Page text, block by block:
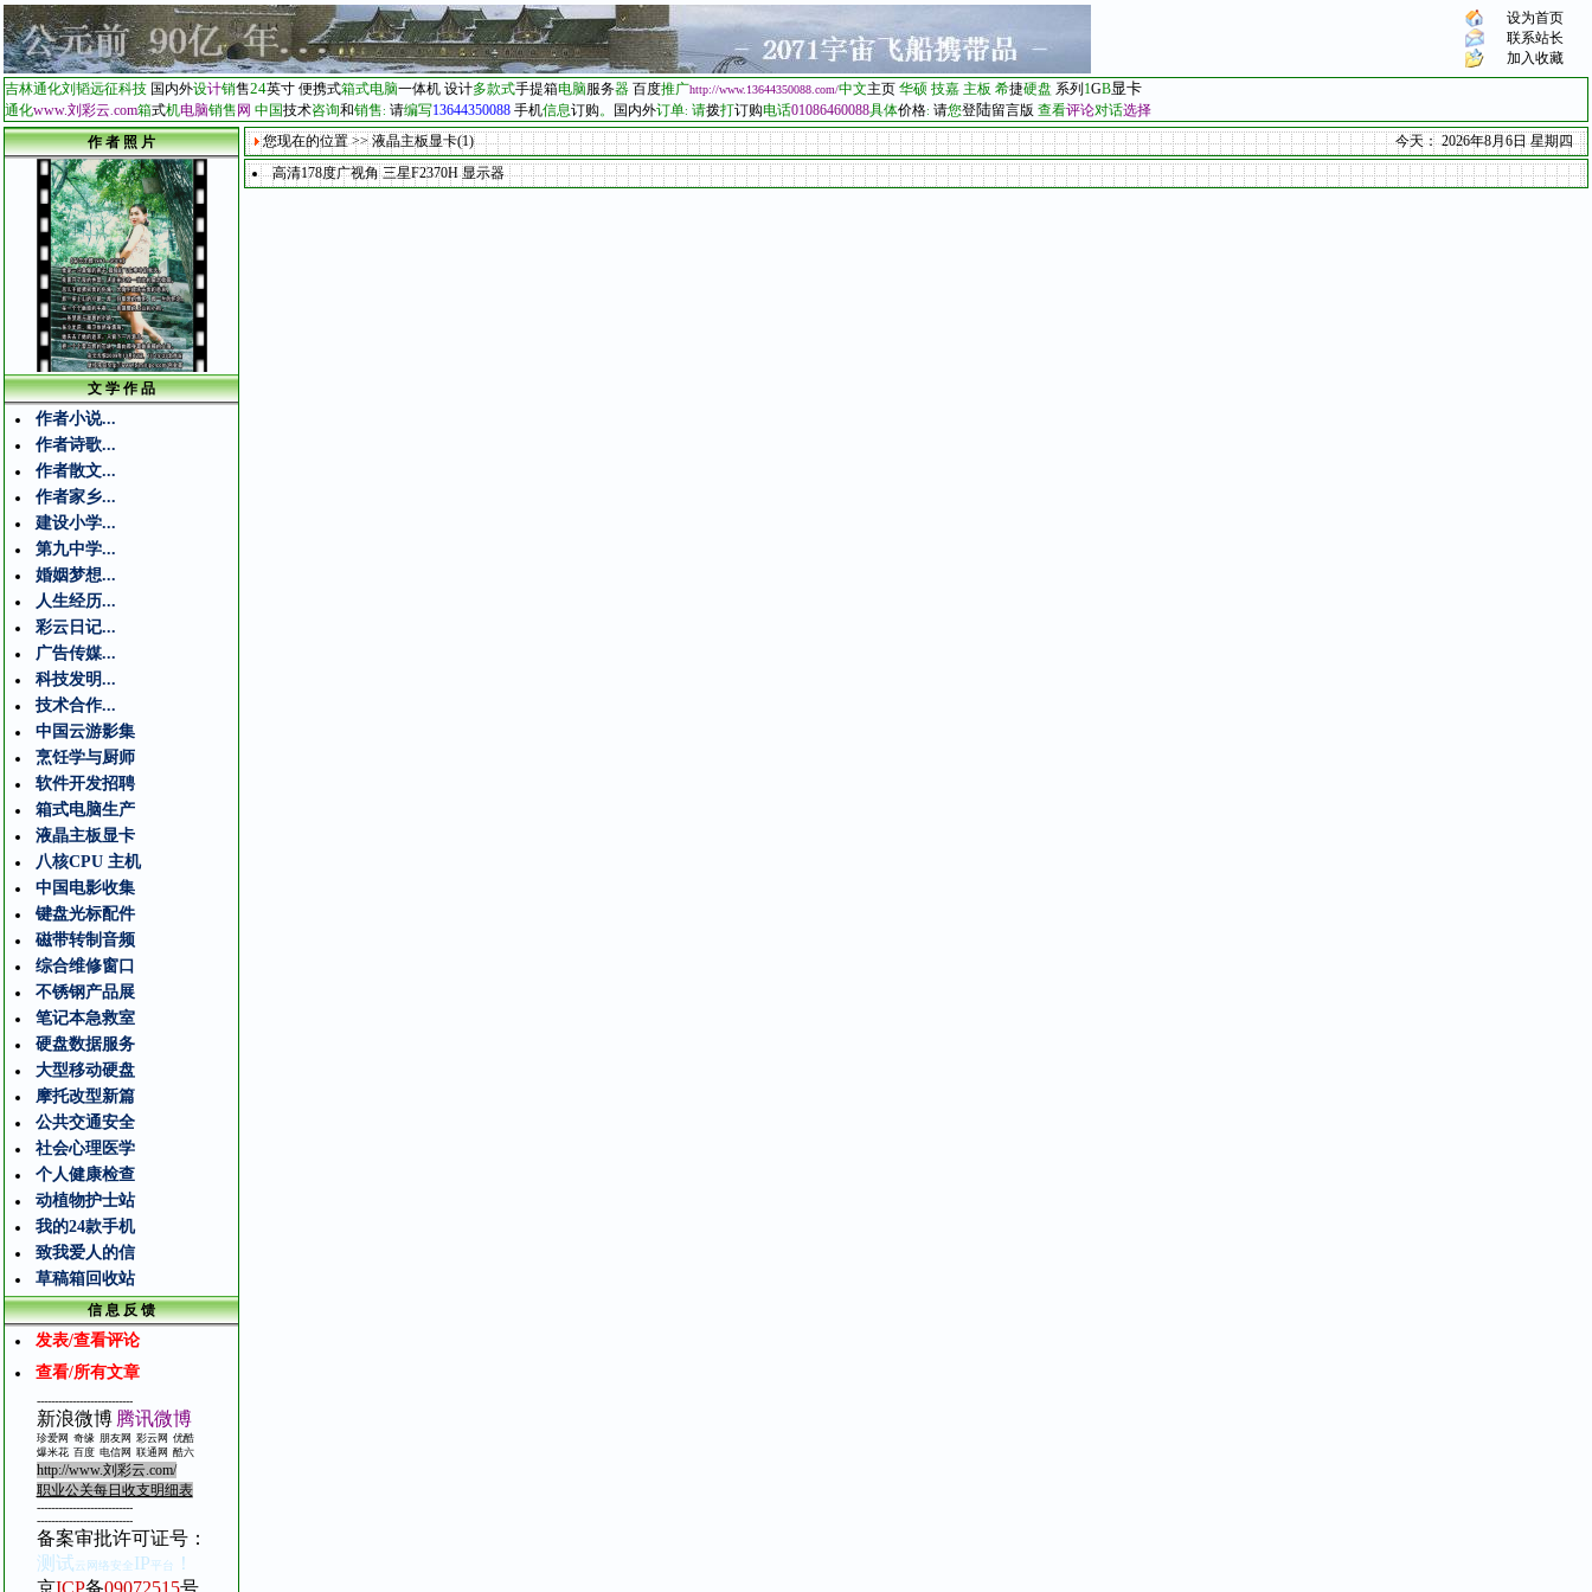
设为首页
联系站长
加入收藏
吉林通化刘韬远征科技 国内外设计销售24英寸 便携式箱式电脑一体机 设计多款式手提箱电脑服务器 百度推广http://www.13644350088.com/中文主页 华硕 技嘉 主板 希捷硬盘 系列 1GB显卡
通化www.刘彩云 com箱式机电脑销售 网 中国技术咨询和销售: 请编写13644350088 手机信息订购。 国内外订单: 请拨打订购电话01086460088具体价格: 请您登陆留言版 查看评论对话选择
作 者 照 片
文 学 作 品
作者小说...
作者诗歌...
作者散文...
作者家乡...
建设小学...
第九中学...
婚姻梦想...
人生经历...
彩云日记...
广告传媒...
科技发明...
技术合作...
中国云游影集
烹饪学与厨师
软件开发招聘
箱式电脑生产
液晶主板显卡
八核CPU 主机
中国电影收集
键盘光标配件
磁带转制音频
综合维修窗口
不锈钢产品展
笔记本急救室
硬盘数据服务
大型移动硬盘
摩托改型新篇
公共交通安全
社会心理医学
个人健康检查
动植物护士站
我的24款手机
致我爱人的信
草稿箱回收站
信 息 反 馈
发表/查看评论
查看/所有文章
---------------------------
新浪微博 腾讯微博
珍爱网 奇缘 朋友网 彩云网 优酷
爆米花 百度 电信网 联通网 酷六
http://www.刘彩云.com/
职业公关每日收支明细表
---------------------------
---------------------------
备案审批许可证号：
测试 云网络安全IP平台
！
京ICP备09072515号
您现在的位置 >> 液晶主板显卡(1) 今天：2026年8月6日 星期四
高清178度广视角 三星F2370H 显示器